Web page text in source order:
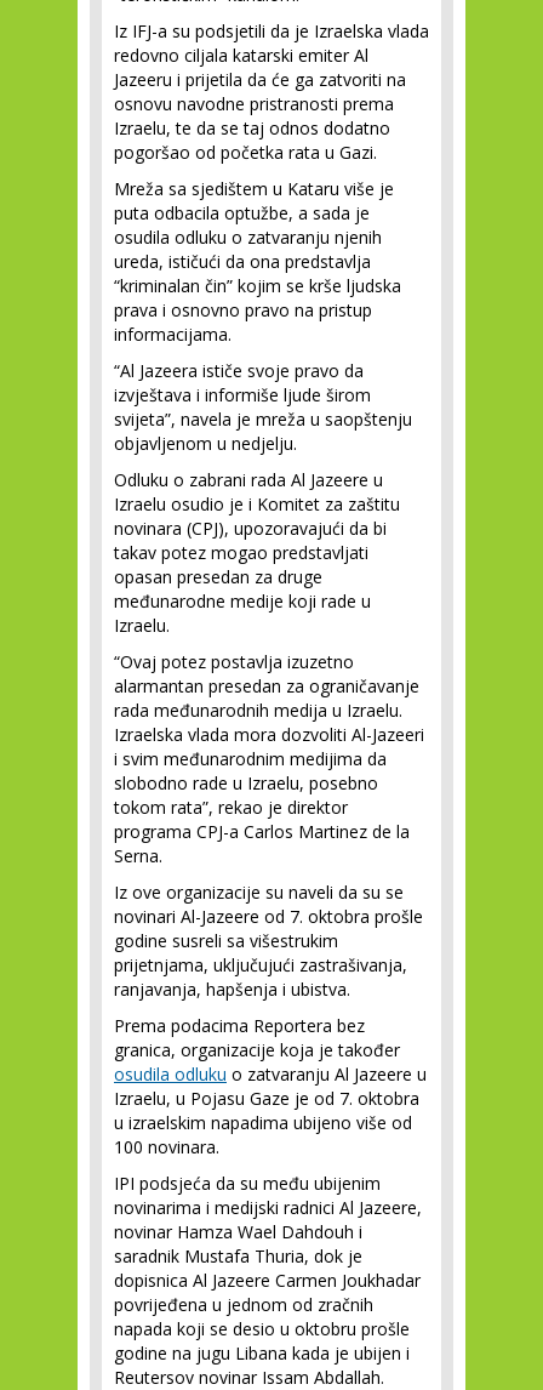
Iz IFJ-a su podsjetili da je Izraelska vlada
redovno ciljala katarski emiter Al
Jazeeru i prijetila da će ga zatvoriti na
osnovu navodne pristranosti prema
Izraelu, te da se taj odnos dodatno
pogoršao od početka rata u Gazi.
Mreža sa sjedištem u Kataru više je
puta odbacila optužbe, a sada je
osudila odluku o zatvaranju njenih
ureda, ističući da ona predstavlja
“kriminalan čin” kojim se krše ljudska
prava i osnovno pravo na pristup
informacijama.
“Al Jazeera ističe svoje pravo da
izvještava i informiše ljude širom
svijeta”, navela je mreža u saopštenju
objavljenom u nedjelju.
Odluku o zabrani rada Al Jazeere u
Izraelu osudio je i Komitet za zaštitu
novinara (CPJ), upozoravajući da bi
takav potez mogao predstavljati
opasan presedan za druge
međunarodne medije koji rade u
Izraelu.
“Ovaj potez postavlja izuzetno
alarmantan presedan za ograničavanje
rada međunarodnih medija u Izraelu.
Izraelska vlada mora dozvoliti Al-Jazeeri
i svim međunarodnim medijima da
slobodno rade u Izraelu, posebno
tokom rata”, rekao je direktor
programa CPJ-a Carlos Martinez de la
Serna.
Iz ove organizacije su naveli da su se
novinari Al-Jazeere od 7. oktobra prošle
godine susreli sa višestrukim
prijetnjama, uključujući zastrašivanja,
ranjavanja, hapšenja i ubistva.
Prema podacima Reportera bez
granica, organizacije koja je također
osudila odluku o zatvaranju Al Jazeere u
Izraelu, u Pojasu Gaze je od 7. oktobra
u izraelskim napadima ubijeno više od
100 novinara.
IPI podsjeća da su među ubijenim
novinarima i medijski radnici Al Jazeere,
novinar Hamza Wael Dahdouh i
saradnik Mustafa Thuria, dok je
dopisnica Al Jazeere Carmen Joukhadar
povrijeđena u jednom od zračnih
napada koji se desio u oktobru prošle
godine na jugu Libana kada je ubijen i
Reutersov novinar Issam Abdallah.